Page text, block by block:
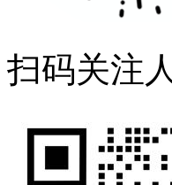
扫码关注